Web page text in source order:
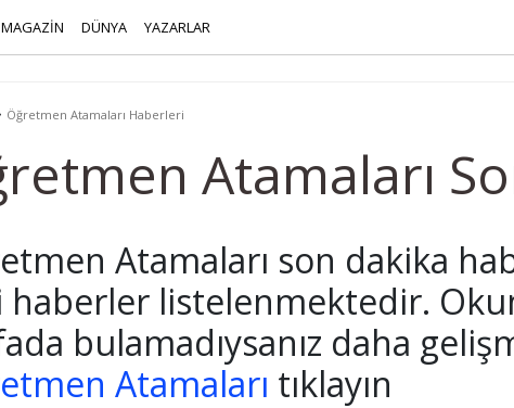
MAGAZİN DÜNYA YAZARLAR
Öğretmen Atamaları Haberleri
Atamaları
Atamaları son dakika
haberler listelenmektedir.
bulamadıysanız daha
Atamaları tıklayın